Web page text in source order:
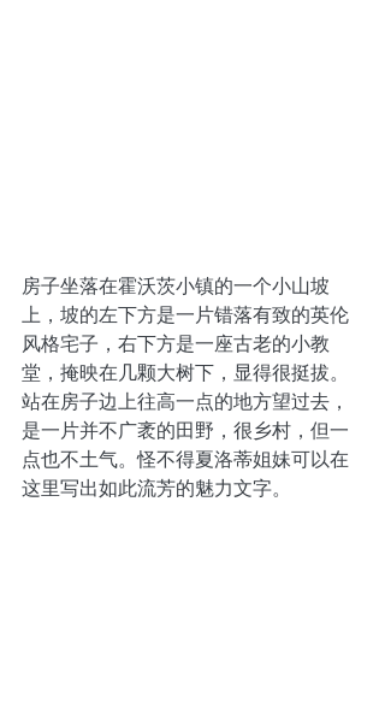
房子坐落在霍沃茨小镇的一个小山坡
上，坡的左下方是一片错落有致的英伦
风格宅子，右下方是一座古老的小教
堂，掩映在几颗大树下，显得很挺拔。
站在房子边上往高一点的地方望过去，
是一片并不广袤的田野，很乡村，但一
点也不土气。怪不得夏洛蒂姐妹可以在
这里写出如此流芳的魅力文字。